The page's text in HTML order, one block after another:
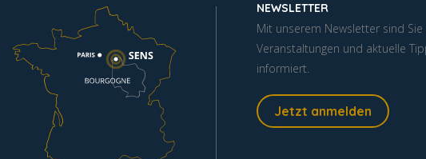
NEWSLETTER
Mit unserem Newsletter sind
Veranstaltungen und aktuelle
informiert.
Jetzt anmelden